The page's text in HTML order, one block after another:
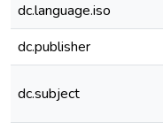
dc.language.iso
dc.publisher
dc.subject